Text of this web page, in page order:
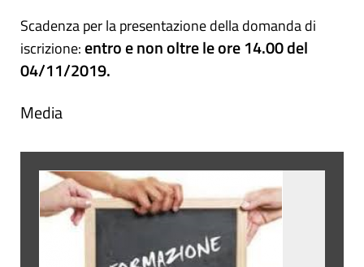
Scadenza per la presentazione della domanda di
iscrizione:entro e non oltre le ore 14.00 del
04/11/2019.
Media